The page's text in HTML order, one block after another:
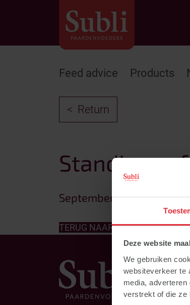
Deze website
We gebruiken
websiteverkeer te
media,
verstrekt of die ze
Feed advice Products
Return
Standings
September 11, 2024
TERUG NAAR HET OVERZICHT